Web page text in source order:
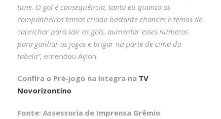
time. O gol é consequência, tanto eu quanto os
companheiros temos criado bastante chances e temos de
caprichar para sair os gols, aumentar esses números
para ganhar os jogos e brigar na parte de cima da
tabela”, emendou Aylon.
Confira o Pré-jogo na íntegra na TV
Novorizontino
Fonte: Assessoria de Imprensa Grêmio